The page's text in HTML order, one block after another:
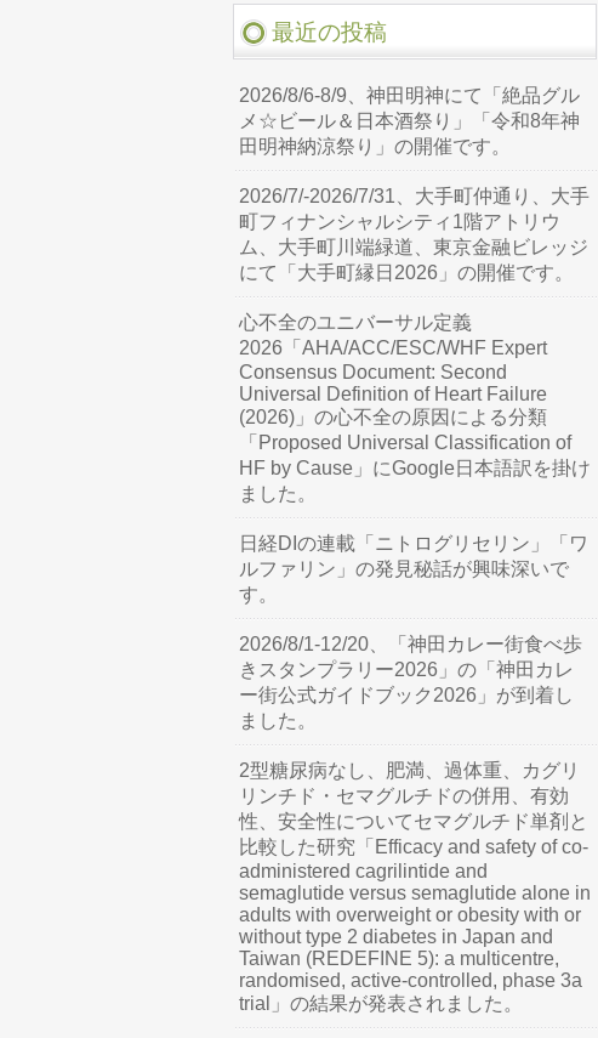
最近の投稿
2026/8/6-8/9、神田明神にて「絶品グル
メ☆ビール＆日本酒祭り」「令和8年神
田明神納涼祭り」の開催です。
2026/7/-2026/7/31、大手町仲通り、大手
町フィナンシャルシティ1階アトリウ
ム、大手町川端緑道、東京金融ビレッジ
にて「大手町縁日2026」の開催です。
心不全のユニバーサル定義
2026「AHA/ACC/ESC/WHF Expert
Consensus Document: Second
Universal Definition of Heart Failure
(2026)」の心不全の原因による分類
「Proposed Universal Classification of
HF by Cause」にGoogle日本語訳を掛け
ました。
日経DIの連載「ニトログリセリン」「ワ
ルファリン」の発見秘話が興味深いで
す。
2026/8/1-12/20、「神田カレー街食べ歩
きスタンプラリー2026」の「神田カレ
ー街公式ガイドブック2026」が到着し
ました。
2型糖尿病なし、肥満、過体重、カグリ
リンチド・セマグルチドの併用、有効
性、安全性についてセマグルチド単剤と
比較した研究「Efficacy and safety of co-
administered cagrilintide and
semaglutide versus semaglutide alone in
adults with overweight or obesity with or
without type 2 diabetes in Japan and
Taiwan (REDEFINE 5): a multicentre,
randomised, active-controlled, phase 3a
trial」の結果が発表されました。